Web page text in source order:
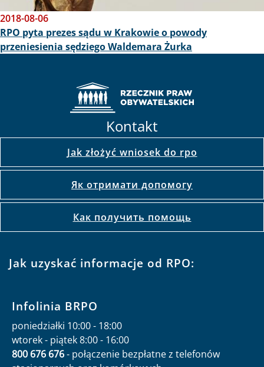
2018-08-06
RPO pyta prezes sądu w Krakowie o powody
przeniesienia sędziego Waldemara Żurka
Kontakt
Jak złożyć wniosek do rpo
Як отримати допомогу
Как получить помощь
Jak uzyskać informacje od RPO:
Infolinia BRPO
poniedziałki 10:00 - 18:00
wtorek - piątek 8:00 - 16:00
800 676 676- połączenie bezpłatne z telefonów